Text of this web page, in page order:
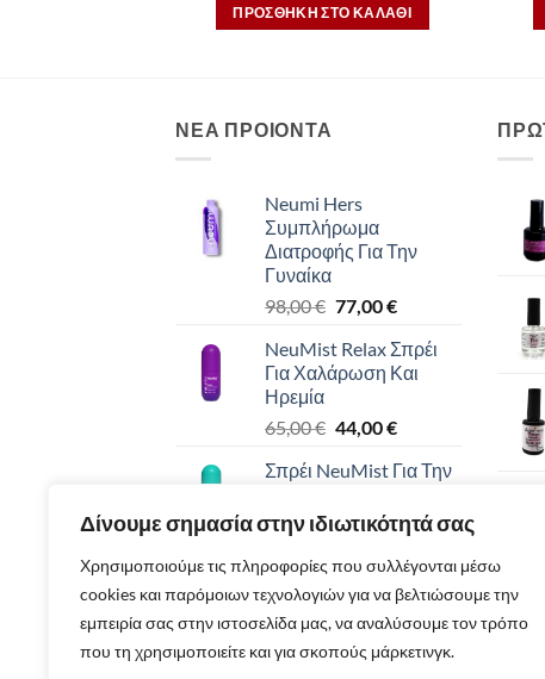
Δίνουμε σημασία στην ιδιωτικότητά σας
Χρησιμοποιούμε τις πληροφορίες που συλλέγονται μέσω
cookies και παρόμοιων τεχνολογιών για να βελτιώσουμε την
εμπειρία σας στην ιστοσελίδα μας, να αναλύσουμε τον τρόπο
που τη χρησιμοποιείτε και για σκοπούς μάρκετινγκ.
ΠΡΟΣΘΉΚΗ ΣΤΟ ΚΑΛΆΘΙ
ΝΕΑ ΠΡΟΙΟΝΤΑ
Neumi Hers
Συμπλήρωμα
Διατροφής Για Την
Γυναίκα
98,00€ Original
was:
98,00 €.
77,00€Η
τιμή
είναι:
NeuMist Relax Σπρέι
Για Χαλάρωση Και
Ηρεμία
65,00€ Original
was:
44,00€Η
τιμή
44,00 €.
Σπρέι NeuMist Για Την
Ανοσοποιητικού
Συστήματος
65,00€ Original
price
was:
65,00 €.
44,00€Η
τρέχουσα
τιμή
είναι:
NeuMist Energy Spray
Ενέργεια Σε Σπρέι
Original